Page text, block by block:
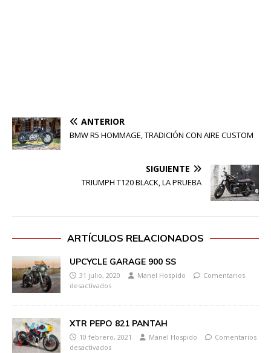
ANTERIOR
BMW R5 HOMMAGE, TRADICIÓN CON AIRE CUSTOM
SIGUIENTE
TRIUMPH T120 BLACK, LA PRUEBA
ARTÍCULOS RELACIONADOS
UPCYCLE GARAGE 900 SS
31 julio, 2020 Manel Hospido
Comentarios
desactivados
XTR PEPO 821 PANTAH
10 febrero, 2021 Manel Hospido
Comentarios
desactivados